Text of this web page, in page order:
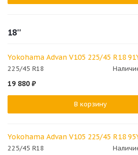
18''
Yokohama Advan V105 225/45 R18
225/45 R18
19 880 ₽
В корзину
Yokohama Advan V105 225/45 R18
225/45 R18